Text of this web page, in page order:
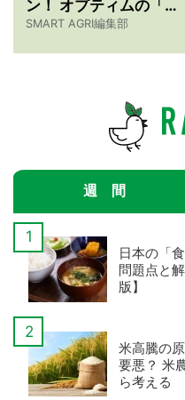
ン！ オプティムの「ド
ローン農薬散布の仕事
SMART AGRI編集部
週 間
日本の「
問題点と
版】
米高騰の
要悪？ 米
ら考える